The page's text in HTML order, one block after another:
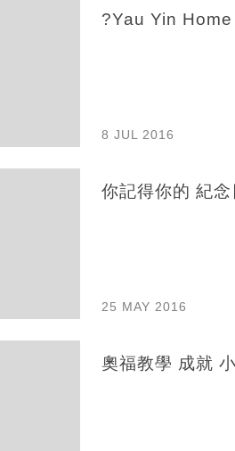
?Yau Yin
8 JUL 2016
你記得你的 紀
25 MAY 2016
奧福教學 成就